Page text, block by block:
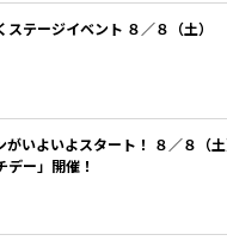
ステージイベント ８／８（土）
がいよいよスタート！ ８／８（
ー」開催！